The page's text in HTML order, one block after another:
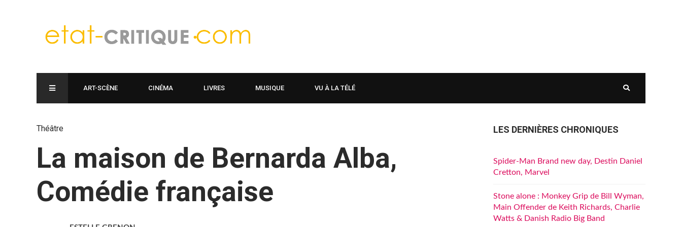
ART-SCÈNE CINÉMA LIVRES MUSIQUE VU À LA TÉLÉ
Théâtre
La maison de Bernarda Alba,
Comédie française
LES DERNIÈRES CHRONIQUES
Spider-Man Brand new day, Destin Daniel
Cretton, Marvel
Stone alone : Monkey Grip de Bill Wyman,
Main Offender de Keith Richards, Charlie
Watts & Danish Radio Big Band